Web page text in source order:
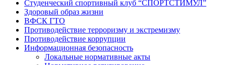
Студенческий спортивный клуб “СПОРТСТИМУЛ”
Здоровый образ жизни
ВФСК ГТО
Противодействие терроризму и экстремизму
Противодействие коррупции
Информационная безопасность
Локальные нормативные акты